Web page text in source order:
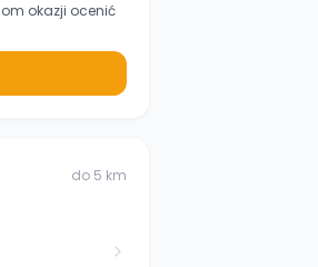
okazji ocenić
do 5 km